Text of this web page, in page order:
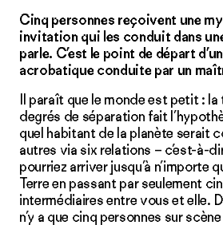
Cinq personnes reçoivent une
invitation qui les conduit dans
parle. C’est le point de départ
acrobatique conduite par un
Il paraît que le monde est petit :
degrés de séparation fait
quel habitant de la planète serait
autres via six relations – c’est-à-
pourriez arriver jusqu’à n’importe
Terre en passant par seulement
intermédiaires entre vous et elle.
n’y a que cinq personnes sur